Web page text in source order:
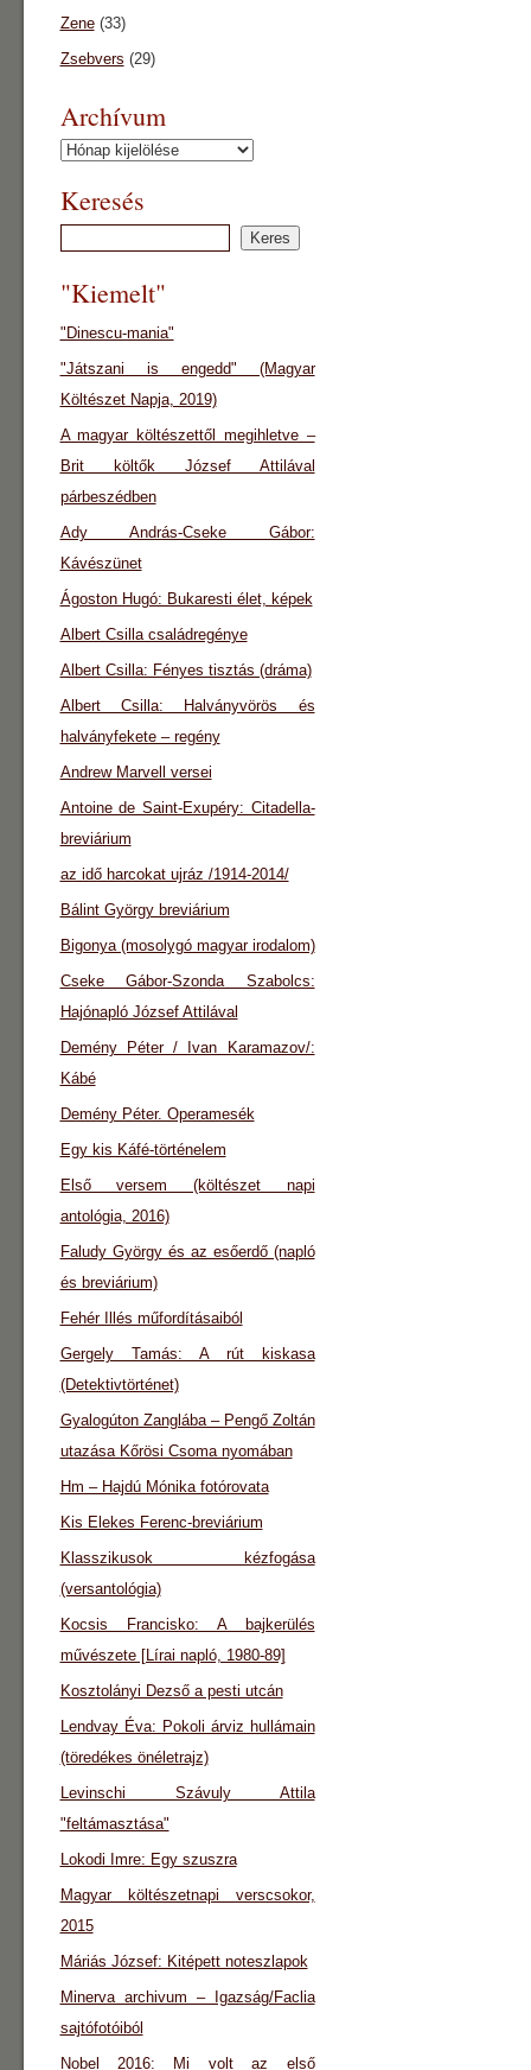
Zene(33)
Zsebvers (29)
Archívum
Archívum
Keresés
"Kiemelt"
"Dinescu-mania"
"Játszani is engedd" (Magyar
Költészet Napja, 2019)
A magyar költészettől megihletve –
Brit költők József Attilával
párbeszédben
Ady András-Cseke Gábor:
Kávészünet
Ágoston Hugó: Bukaresti élet, képek
Albert Csilla családregénye
Albert Csilla: Fényes tisztás (dráma)
Albert Csilla: Halványvörös és
halványfekete – regény
Andrew Marvell versei
Antoine de Saint-Exupéry: Citadella-
breviárium
az idő harcokat ujráz /1914-2014/
Bálint György breviárium
Bigonya (mosolygó magyar irodalom)
Cseke Gábor-Szonda Szabolcs:
Hajónapló József Attilával
Demény Péter / Ivan Karamazov/:
Kábé
Demény Péter. Operamesék
Egy kis Káfé-történelem
Első versem (költészet napi
antológia, 2016)
Faludy György és az esőerdő (napló
és breviárium)
Fehér Illés műfordításaiból
Gergely Tamás: A rút kiskasa
(Detektivtörténet)
Gyalogúton Zanglába – Pengő Zoltán
utazása Kőrösi Csoma nyomában
Hm – Hajdú Mónika fotórovata
Kis Elekes Ferenc-breviárium
Klasszikusok kézfogása
(versantológia)
Kocsis Francisko: A bajkerülés
művészete [Lírai napló, 1980-89]
Kosztolányi Dezső a pesti utcán
Lendvay Éva: Pokoli árviz hullámain
(töredékes önéletrajz)
Levinschi Szávuly Attila
"feltámasztása"
Lokodi Imre: Egy szuszra
Magyar költészetnapi verscsokor,
2015
Máriás József: Kitépett noteszlapok
Minerva archivum – Igazság/Faclia
sajtófotóiból
Nobel 2016: Mi volt az első